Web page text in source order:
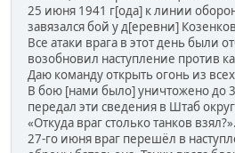
25 июня 1941 г[ода] к линии
завязался бой у д[еревни]
Все атаки врага в этот день были
возобновил наступление против
Даю команду открыть огонь из
В бою [нами было] уничтожено до
передал эти сведения в Штаб
«Откуда враг столько танков взял?».
27-го июня враг перешёл в